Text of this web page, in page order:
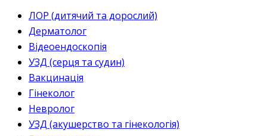
ЛОР (дитячий та дорослий)
Дерматолог
Відеоендоскопія
УЗД (серця та судин)
Вакцинація
Гінеколог
Невролог
УЗД (акушерство та гінекологія)